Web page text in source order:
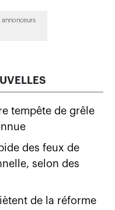
annonceurs
tempête de grêle
des feux de
selon des
de la réforme